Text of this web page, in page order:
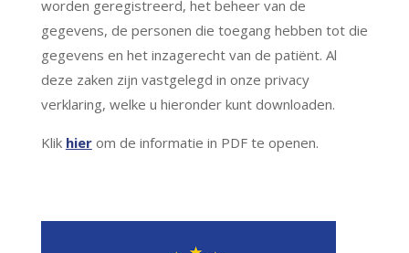
worden geregistreerd, het beheer van de
gegevens, de personen die toegang hebben tot die
gegevens en het inzagerecht van de patiënt. Al
deze zaken zijn vastgelegd in onze privacy
verklaring, welke u hieronder kunt downloaden.
Klik hierom de informatie in PDF te openen.